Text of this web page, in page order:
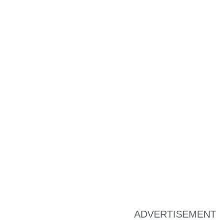
ADVERTISEMENT